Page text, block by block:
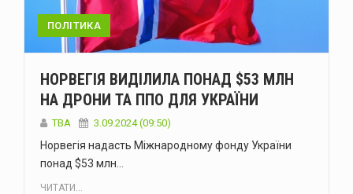
ПОЛІТИКА
НОРВЕГІЯ ВИДІЛИЛА ПОНАД $53 МЛН
НА ДРОНИ ТА ППО ДЛЯ УКРАЇНИ
ТВА 3.09.2024 (09:50)
Норвегія надасть Міжнародному фонду України
понад $53 млн…
ЧИТАТИ...